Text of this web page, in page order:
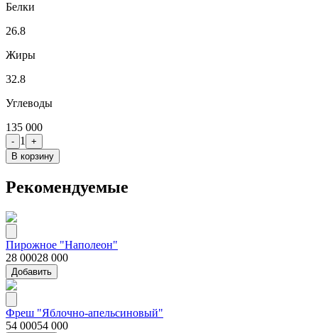
Белки
26.8
Жиры
32.8
Углеводы
135 000
- 1
+
В корзину
Рекомендуемые
Пирожное "Наполеон"
28 00028 000
Добавить
Фреш "Яблочно-апельсиновый"
54 00054 000